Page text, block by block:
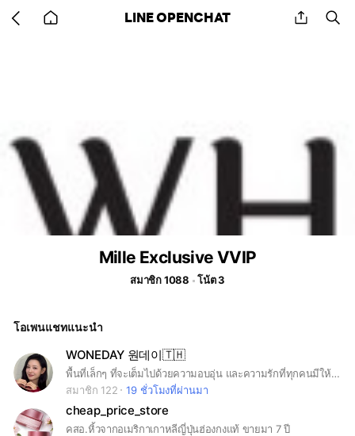
back LINE OPENCHAT share
Mille Exclusive VVIP
สมาชิก 1088 โน้ต 3
โอเพนแชทแนะนำ
WONEDAY 원데이🇹🇭
พื้นที่เล็กๆ ที่จะเต็มไปด้วยความอบอุ่น และความรักที่ทุกคนมีให้กับจีวอนนะคะ 🥰 A cozy little space for all things Ji Won 💖 #KIMJIWON #김지원 #คิมจีวอน
สมาชิก 122
19 ชั่วโมงที่ผ่านมา
cheap_price_store
คสอ.หิ้วจากอเมริกาเกาหลีญี่ปุ่นฮ่องกงแท้ ขายมา 7 ปี